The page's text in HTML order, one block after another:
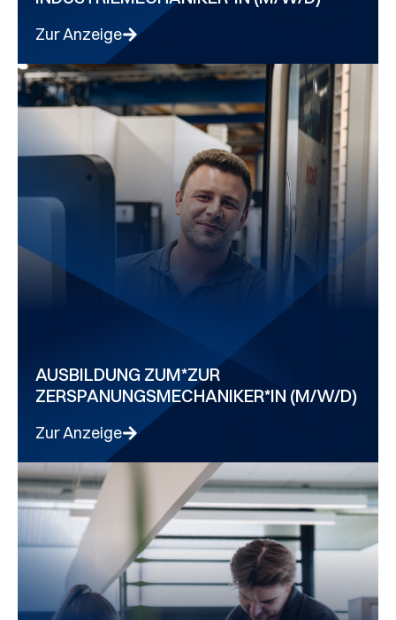
Zur Anzeige
AUSBILDUNG ZUM*ZUR
ZERSPANUNGSMECHANIKER*IN (M/W/D)
Zur Anzeige